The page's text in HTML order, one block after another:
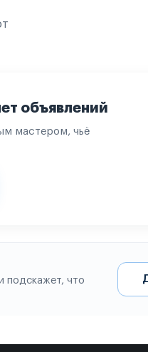
объявлений
мастером, чьё
подскажет, что